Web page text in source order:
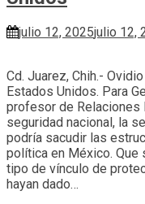
julio 12, 2025julio 12,
Cd. Juarez, Chih.-
Estados Unidos. Para
profesor de Relaciones
seguridad nacional, la
podría sacudir las
política en México. Que
tipo de vínculo de
hayan dado…